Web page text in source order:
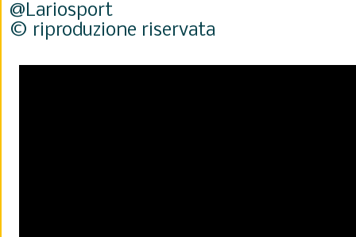
@Lariosport
© riproduzione riservata